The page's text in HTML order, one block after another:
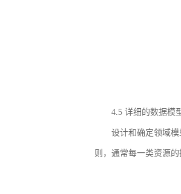
4.5 详细的数据模
设计和确定领域
则，通常每一类资源